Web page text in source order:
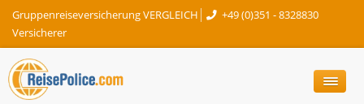
Gruppenreiseversicherung VERGLEICH
+49 (0)351 - 8328830
Versicherer